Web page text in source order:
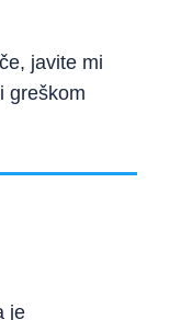
javite mi
greškom
je